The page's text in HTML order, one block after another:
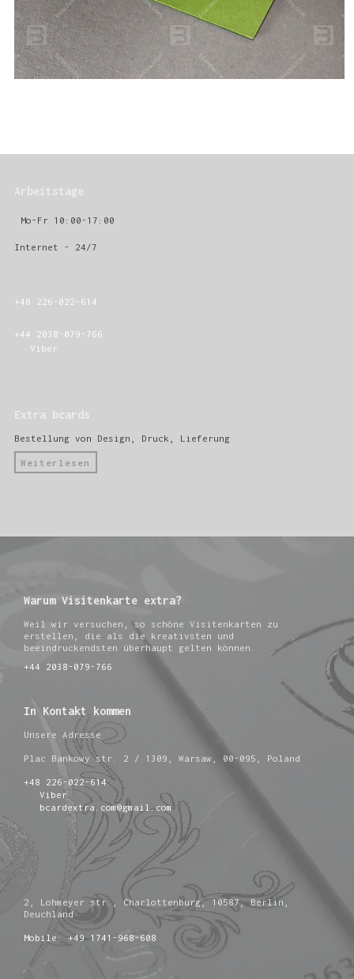
Arbeitstage
Mo-Fr 10:00-17:00
Internet - 24/7
+48 226-022-614
+44 2038-079-766
Viber
Extra bcards
Bestellung von Design, Druck, Lieferung
Weiterlesen
Warum Visitenkarte extra?
Weil wir versuchen, so schöne Visitenkarten zu
erstellen, die als die kreativsten und
beeindruckendsten überhaupt gelten können.
+44 2038-079-766
In Kontakt kommen
Unsere Adresse
Plac Bankowy str. 2 / 1309, Warsaw, 00-095, Poland
+48 226-022-614
Viber
bcardextra.com@gmail.com
2, Lohmeyer str., Charlottenburg, 10587, Berlin,
Deuchland
Mobile: +49 1741-968-608